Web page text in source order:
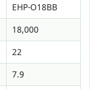
EHP-O18BB
18,000
22
7.9